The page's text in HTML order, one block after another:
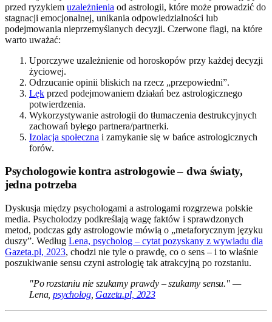
przed ryzykiem uzależnienia od astrologii, które może prowadzić do
stagnacji emocjonalnej, unikania odpowiedzialności lub
podejmowania nieprzemyślanych decyzji. Czerwone flagi, na które
warto uważać:
Uporczywe uzależnienie od horoskopów przy każdej decyzji
życiowej.
Odrzucanie opinii bliskich na rzecz „przepowiedni”.
Lęk przed podejmowaniem działań bez astrologicznego
potwierdzenia.
Wykorzystywanie astrologii do tłumaczenia destrukcyjnych
zachowań byłego partnera/partnerki.
Izolacja społeczna i zamykanie się w bańce astrologicznych
forów.
Psychologowie kontra astrologowie – dwa światy,
jedna potrzeba
Dyskusja między psychologami a astrologami rozgrzewa polskie
media. Psycholodzy podkreślają wagę faktów i sprawdzonych
metod, podczas gdy astrologowie mówią o „metaforycznym języku
duszy”. Według Lena, psycholog – cytat pozyskany z wywiadu dla
Gazeta.pl, 2023, chodzi nie tyle o prawdę, co o sens – i to właśnie
poszukiwanie sensu czyni astrologię tak atrakcyjną po rozstaniu.
"Po rozstaniu nie szukamy prawdy – szukamy sensu." —
Lena,psycholog, Gazeta.pl, 2023